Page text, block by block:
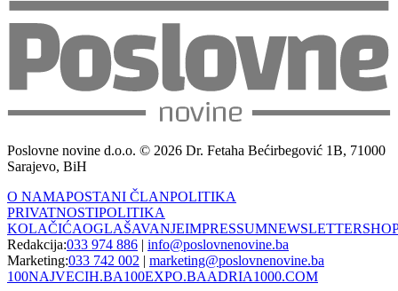
Poslovne novine d.o.o. © 2026 Dr. Fetaha Bećirbegović 1B, 71000
Sarajevo, BiH
O NAMAPOSTANI ČLANPOLITIKA
PRIVATNOSTIPOLITIKA
KOLAČIĆAOGLAŠAVANJEIMPRESSUMNEWSLETTER
Redakcija:033 974 886 | info@poslovnenovine.ba
Marketing:033 742 002 | marketing@poslovnenovine.ba
100NAJVECIH.BA100EXPO.BAADRIA1000.COM